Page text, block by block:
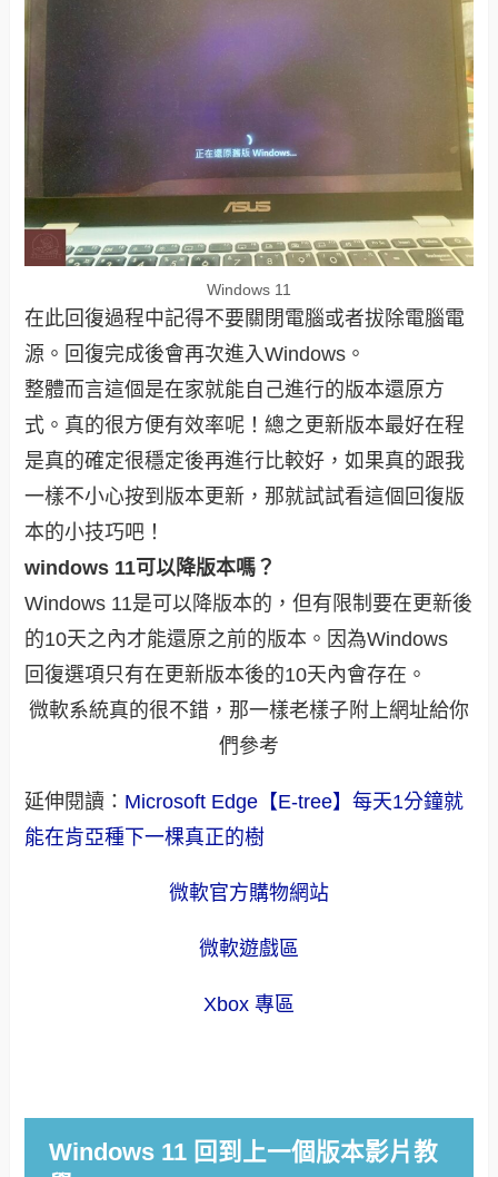
Windows 11
在此回復過程中記得不要關閉電腦或者拔除電腦電
源。回復完成後會再次進入Windows。
整體而言這個是在家就能自己進行的版本還原方
式。真的很方便有效率呢！總之更新版本最好在程
是真的確定很穩定後再進行比較好，如果真的跟我
一樣不小心按到版本更新，那就試試看這個回復版
本的小技巧吧！
windows 11可以降版本嗎？
Windows 11是可以降版本的，但有限制要在更新後
的10天之內才能還原之前的版本。因為Windows
回復選項只有在更新版本後的10天內會存在。
微軟系統真的很不錯，那一樣老樣子附上網址給你
們參考
延伸閱讀： Microsoft Edge【E-tree】每天1分鐘就
能在肯亞種下一棵真正的樹
微軟官方購物網站
微軟遊戲區
Xbox 專區
Windows 11 回到上一個版本影片教